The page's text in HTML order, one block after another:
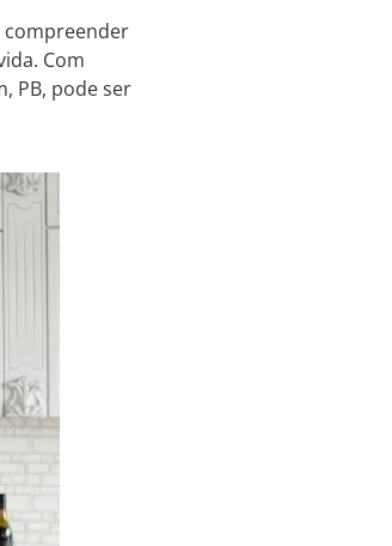
compreender
Com
PB, pode ser